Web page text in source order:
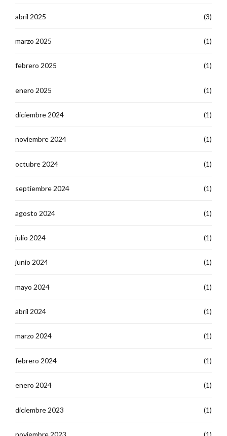
abril 2025 (3)
marzo 2025 (1)
febrero 2025 (1)
enero 2025 (1)
diciembre 2024 (1)
noviembre 2024 (1)
octubre 2024 (1)
septiembre 2024 (1)
agosto 2024 (1)
julio 2024 (1)
junio 2024 (1)
mayo 2024 (1)
abril 2024 (1)
marzo 2024 (1)
febrero 2024 (1)
enero 2024 (1)
diciembre 2023 (1)
noviembre 2023 (1)